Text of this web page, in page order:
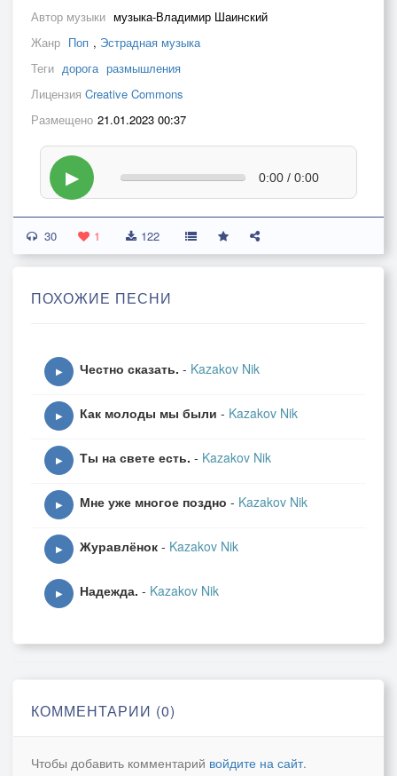
Автор музыки музыка-Владимир Шаинский
Жанр Поп , Эстрадная музыка
Теги дорога размышления
Лицензия Creative Commons
Размещено 21.01.2023 00:37
▶ 0:00 / 0:00
30 1 122
ПОХОЖИЕ ПЕСНИ
▶ Честно сказать. - Kazakov Nik
▶ Как молоды мы были - Kazakov Nik
▶ Ты на свете есть. - Kazakov Nik
▶ Мне уже многое поздно - Kazakov Nik
▶ Журавлёнок - Kazakov Nik
▶ Надежда. - Kazakov Nik
КОММЕНТАРИИ (0)
Чтобы добавить комментарий войдите на сайт.